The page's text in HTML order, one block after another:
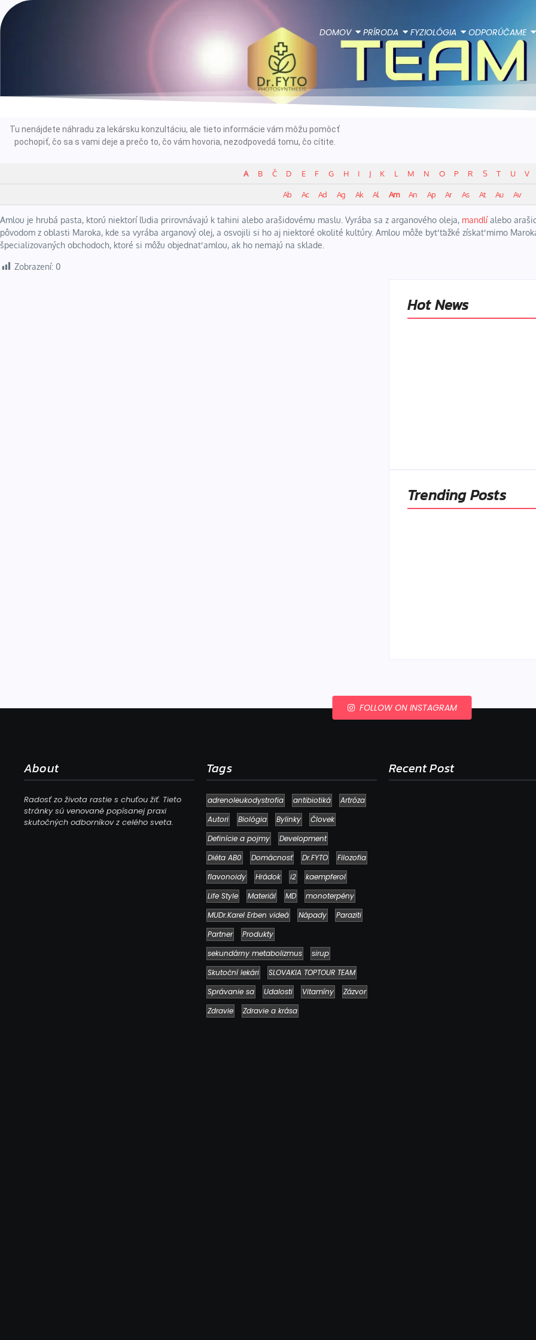
DOMOV PRÍRODA FYZIOLÓGIA ODPORÚČAME
Tu nenájdete náhradu za lekársku konzultáciu, ale tieto informácie vám môžu pomôcť
pochopiť, čo sa s vami deje a prečo to, čo vám hovoria, nezodpovedá tomu, čo cítite.
A B Č D E F G H I J K L M N O P R S T U V
Ab Ac Ad Ag Ak Al Am An Ap Ar As At Au Av
Amlou je hrubá pasta, ktorú niektorí ľudia prirovnávajú k tahini alebo arašidovému maslu. Vyrába sa z arganového oleja, mandlíalebo
pôvodom z oblasti Maroka, kde sa vyrába arganový olej, a osvojili si ho aj niektoré okolité kultúry. Amlou môže byť ťažké získať mimo
špecializovaných obchodoch, ktoré si môžu objednať amlou, ak ho nemajú na sklade.
Zobrazení: 0
Hot News
Trending Posts
FOLLOW ON INSTAGRAM
About
Radosť zo života rastie s chuťou žiť. Tieto
stránky sú venované popísanej praxi
skutočných odborníkov z celého sveta.
Tags
adrenoleukodystrofia antibiotiká
Artróza
Autori
Biológia Bylinky
Človek
Definície a pojmy
Development
Diéta AB0
Domácnosť Dr.FYTO
Filozofia
flavonoidy
Hrádok i2
kaempferol
Life Style
Materiál MD
monoterpény
MUDr.Karel Erben videá
Nápady
Paraziti
Partner
Produkty
sekundárny metabolizmus
sirup
Skutoční lekári
SLOVAKIA TOPTOUR TEAM
Správanie sa
Udalosti Vitamíny
Zázvor
Zdravie
Zdravie a krása
Recent Post